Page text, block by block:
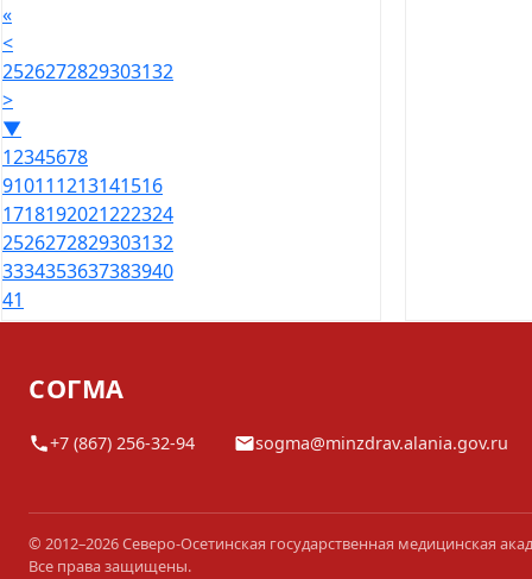
«
<
2526272829303132
>
▼
12345678
910111213141516
1718192021222324
2526272829303132
3334353637383940
41
СОГМА
+7 (867) 256-32-94 sogma@minzdrav.alania.gov.ru
© 2012–2026 Северо-Осетинская государственная медицинская
Все права защищены.